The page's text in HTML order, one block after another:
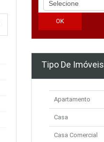
Tipo De Imóveis
Apartamento
Casa
Casa Comercial